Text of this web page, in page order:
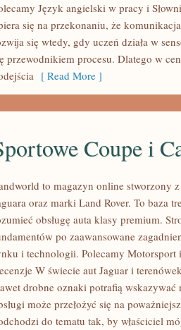
Język angielski w pracy i
się na przekonaniu, że
się wtedy, gdy uczeń działa w
przewodnikiem procesu. Dlatego w
[ Read More ]
Coupe i
to magazyn online stworzony
oraz marki Land Rover. To baza
obsługę auta klasy premium.
po zaawansowane
i technologii. Polecamy Motorsport
W świecie aut Jaguar i
drobne oznaki potrafią wskazywać
może przełożyć się na
do tematu tak, by właściciel